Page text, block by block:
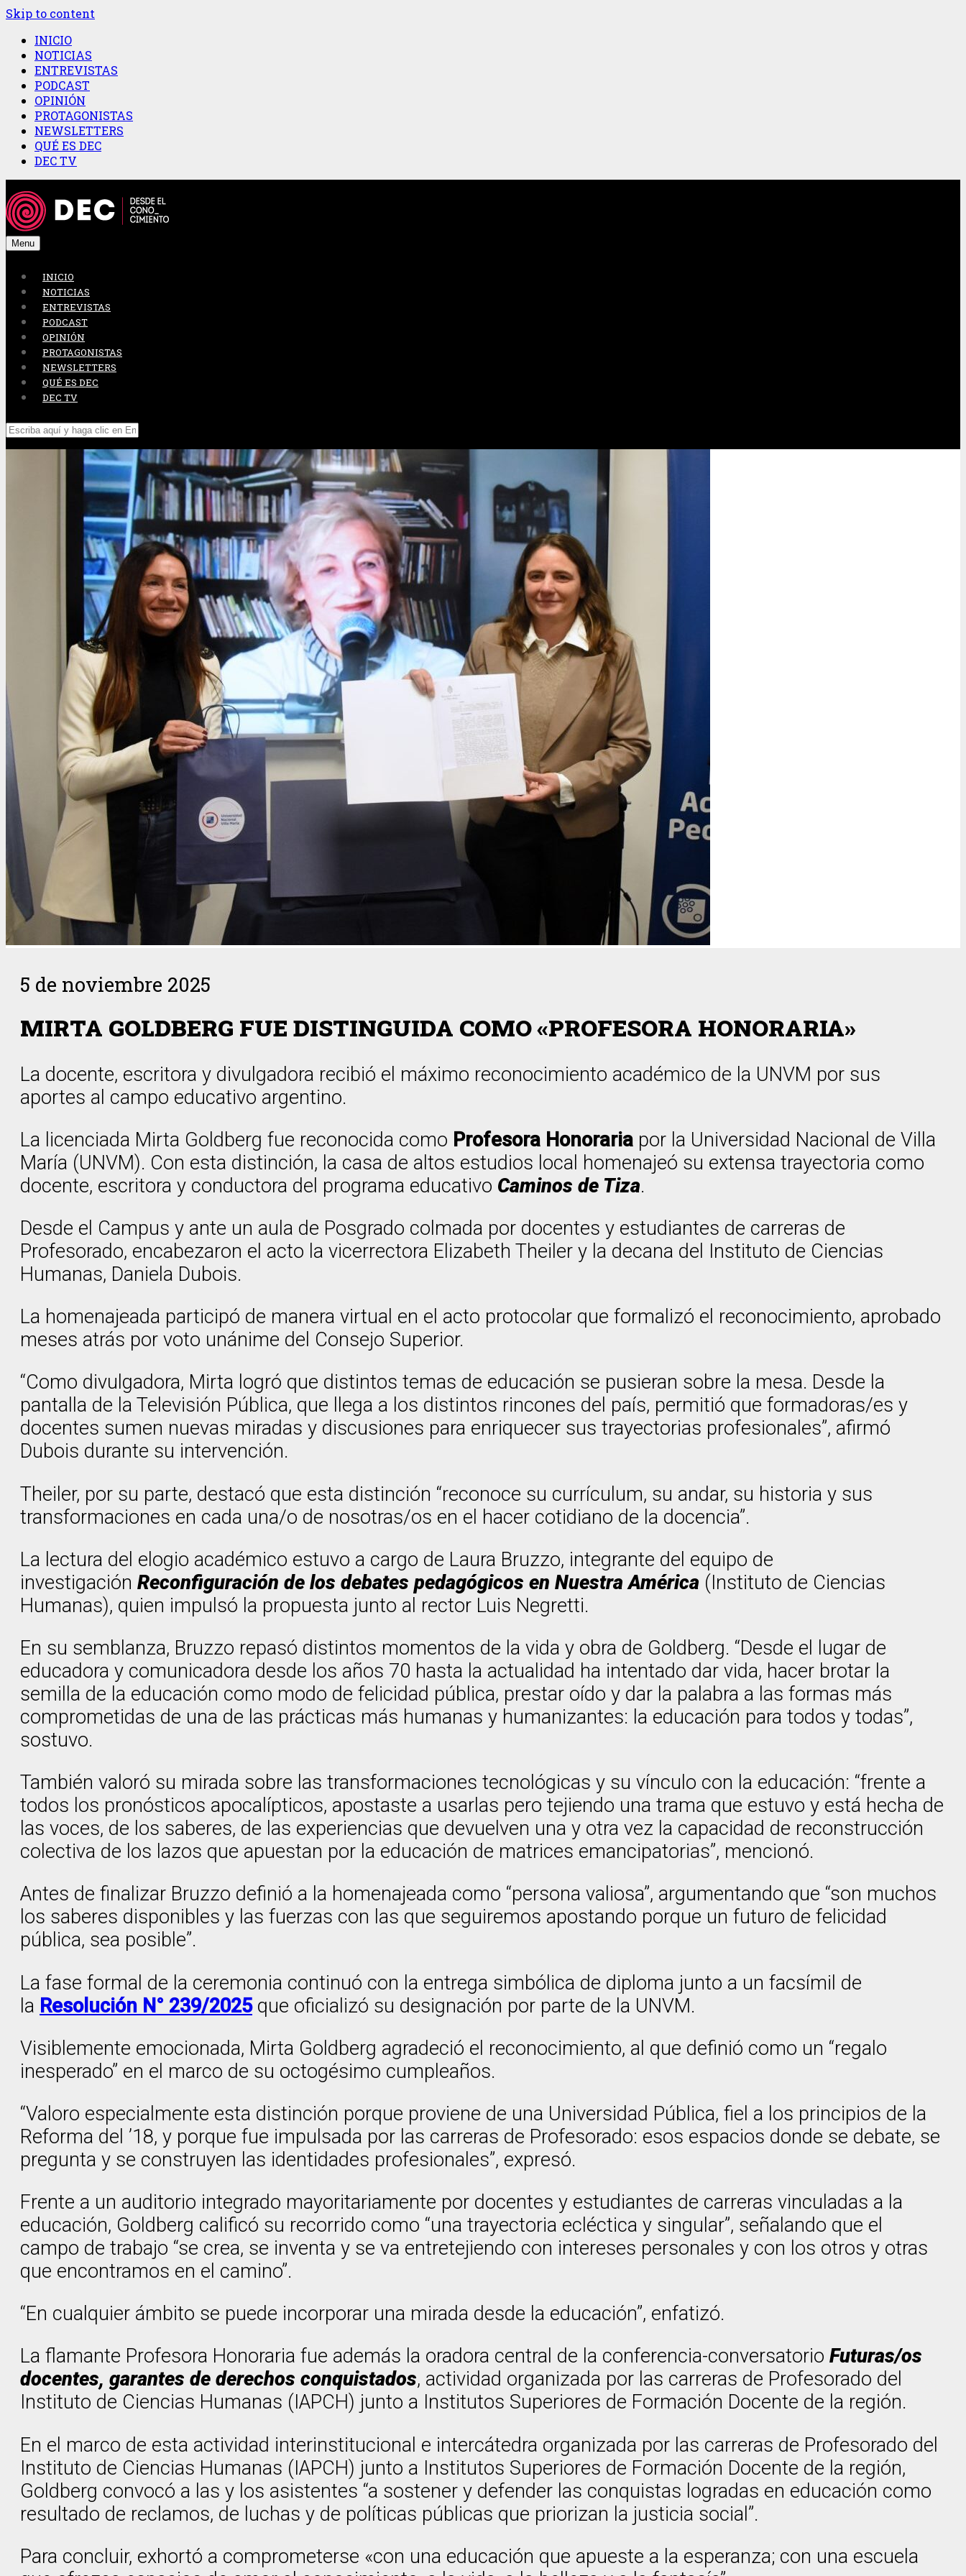
Skip to content
INICIO
NOTICIAS
ENTREVISTAS
PODCAST
OPINIÓN
PROTAGONISTAS
NEWSLETTERS
QUÉ ES DEC
DEC TV
Menu
INICIO
NOTICIAS
ENTREVISTAS
PODCAST
OPINIÓN
PROTAGONISTAS
NEWSLETTERS
QUÉ ES DEC
DEC TV
5 de noviembre 2025
MIRTA GOLDBERG FUE DISTINGUIDA COMO «PROFESORA HONORARIA»
La docente, escritora y divulgadora recibió el máximo reconocimiento académico de la UNVM por sus
aportes al campo educativo argentino.
La licenciada Mirta Goldberg fue reconocida como Profesora Honoraria por la Universidad Nacional de Villa
María (UNVM). Con esta distinción, la casa de altos estudios local homenajeó su extensa trayectoria como
docente, escritora y conductora del programa educativo Caminos de Tiza.
Desde el Campus y ante un aula de Posgrado colmada por docentes y estudiantes de carreras de
Profesorado, encabezaron el acto la vicerrectora Elizabeth Theiler y la decana del Instituto de Ciencias
Humanas, Daniela Dubois.
La homenajeada participó de manera virtual en el acto protocolar que formalizó el reconocimiento, aprobado
meses atrás por voto unánime del Consejo Superior.
“Como divulgadora, Mirta logró que distintos temas de educación se pusieran sobre la mesa. Desde la
pantalla de la Televisión Pública, que llega a los distintos rincones del país, permitió que formadoras/es y
docentes sumen nuevas miradas y discusiones para enriquecer sus trayectorias profesionales”, afirmó
Dubois durante su intervención.
Theiler, por su parte, destacó que esta distinción “reconoce su currículum, su andar, su historia y sus
transformaciones en cada una/o de nosotras/os en el hacer cotidiano de la docencia”.
La lectura del elogio académico estuvo a cargo de Laura Bruzzo, integrante del equipo de
investigación Reconfiguración de los debates pedagógicos en Nuestra América (Instituto de Ciencias
Humanas), quien impulsó la propuesta junto al rector Luis Negretti.
En su semblanza, Bruzzo repasó distintos momentos de la vida y obra de Goldberg. “Desde el lugar de
educadora y comunicadora desde los años 70 hasta la actualidad ha intentado dar vida, hacer brotar la
semilla de la educación como modo de felicidad pública, prestar oído y dar la palabra a las formas más
comprometidas de una de las prácticas más humanas y humanizantes: la educación para todos y todas”,
sostuvo.
También valoró su mirada sobre las transformaciones tecnológicas y su vínculo con la educación: “frente a
todos los pronósticos apocalípticos, apostaste a usarlas pero tejiendo una trama que estuvo y está hecha de
las voces, de los saberes, de las experiencias que devuelven una y otra vez la capacidad de reconstrucción
colectiva de los lazos que apuestan por la educación de matrices emancipatorias”, mencionó.
Antes de finalizar Bruzzo definió a la homenajeada como “persona valiosa”, argumentando que “son muchos
los saberes disponibles y las fuerzas con las que seguiremos apostando porque un futuro de felicidad
pública, sea posible”.
La fase formal de la ceremonia continuó con la entrega simbólica de diploma junto a un facsímil de
la Resolución N° 239/2025que oficializó su designación por parte de la UNVM.
Visiblemente emocionada, Mirta Goldberg agradeció el reconocimiento, al que definió como un “regalo
inesperado” en el marco de su octogésimo cumpleaños.
“Valoro especialmente esta distinción porque proviene de una Universidad Pública, fiel a los principios de la
Reforma del ’18, y porque fue impulsada por las carreras de Profesorado: esos espacios donde se debate, se
pregunta y se construyen las identidades profesionales”, expresó.
Frente a un auditorio integrado mayoritariamente por docentes y estudiantes de carreras vinculadas a la
educación, Goldberg calificó su recorrido como “una trayectoria ecléctica y singular”, señalando que el
campo de trabajo “se crea, se inventa y se va entretejiendo con intereses personales y con los otros y otras
que encontramos en el camino”.
“En cualquier ámbito se puede incorporar una mirada desde la educación”, enfatizó.
La flamante Profesora Honoraria fue además la oradora central de la conferencia-conversatorio Futuras/os
docentes, garantes de derechos conquistados, actividad organizada por las carreras de Profesorado del
Instituto de Ciencias Humanas (IAPCH) junto a Institutos Superiores de Formación Docente de la región.
En el marco de esta actividad interinstitucional e intercátedra organizada por las carreras de Profesorado del
Instituto de Ciencias Humanas (IAPCH) junto a Institutos Superiores de Formación Docente de la región,
Goldberg convocó a las y los asistentes “a sostener y defender las conquistas logradas en educación como
resultado de reclamos, de luchas y de políticas públicas que priorizan la justicia social”.
Para concluir, exhortó a comprometerse «con una educación que apueste a la esperanza; con una escuela